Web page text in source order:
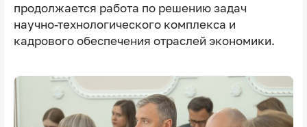
продолжается работа по решению задач
научно-технологического комплекса и
кадрового обеспечения отраслей экономики.